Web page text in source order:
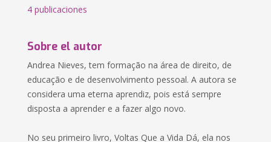
4 publicaciones
Sobre el autor
Andrea Nieves, tem formação na área de direito, de
educação e de desenvolvimento pessoal. A autora se
considera uma eterna aprendiz, pois está sempre
disposta a aprender e a fazer algo novo.
No seu primeiro livro, Voltas Que a Vida Dá, ela nos